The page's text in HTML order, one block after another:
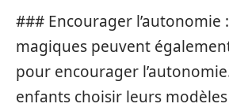
### Encourager l’autonomie
magiques peuvent
pour encourager
enfants choisir leurs